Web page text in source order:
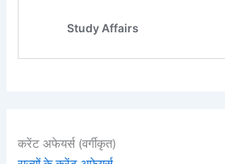
करेंट अफेयर्स (वर्गीकृत)